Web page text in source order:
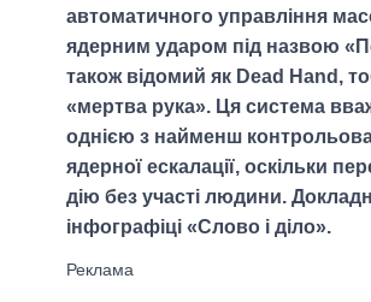
автоматичного управління
ядерним ударом під назвою
також відомий як Dead Hand,
«мертва рука». Ця система
однією з найменш
ядерної ескалації, оскільки
дію без участі людини.
інфографіці «Слово і діло».